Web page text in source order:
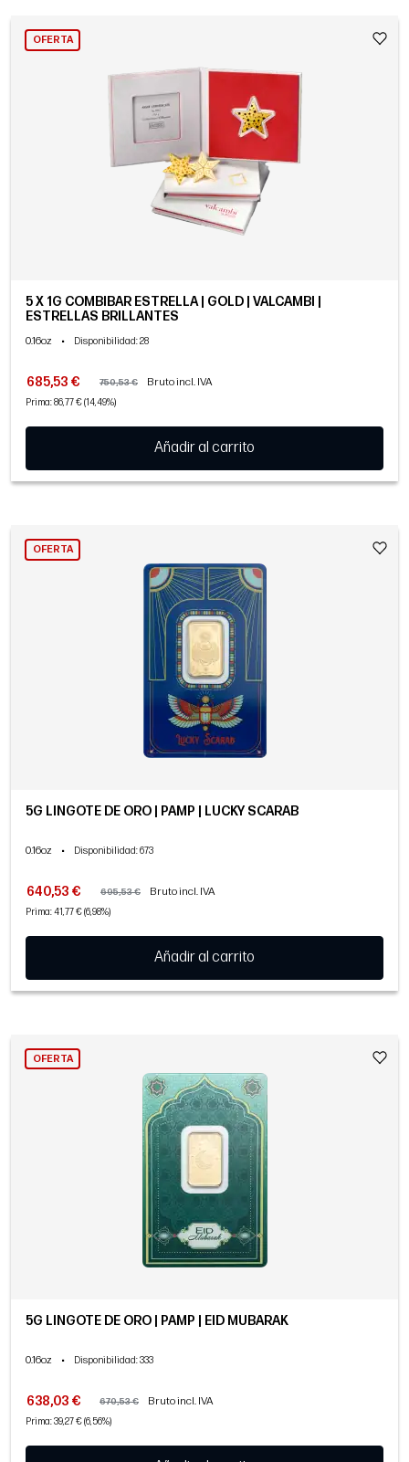
OFERTA
5 X 1G COMBIBAR ESTRELLA | GOLD | VALCAMBI |
ESTRELLAS BRILLANTES
0.16oz • Disponibilidad: 28
685,53 € 750,53 € Bruto incl. IVA
Prima: 86,77 € (14,49%)
Añadir al carrito
OFERTA
5G LINGOTE DE ORO | PAMP | LUCKY SCARAB
0.16oz • Disponibilidad: 673
640,53 € 695,53 € Bruto incl. IVA
Prima: 41,77 € (6,98%)
Añadir al carrito
OFERTA
5G LINGOTE DE ORO | PAMP | EID MUBARAK
0.16oz • Disponibilidad: 333
638,03 € 670,53 € Bruto incl. IVA
Prima: 39,27 € (6,56%)